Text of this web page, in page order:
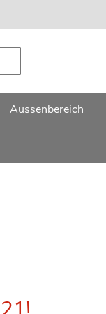
Aussenbereich